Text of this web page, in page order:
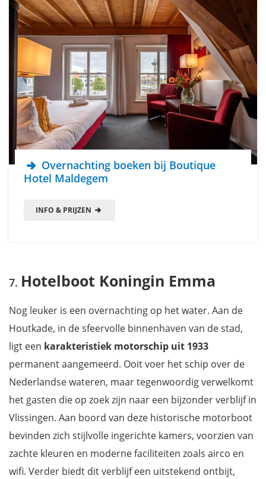
Overnachting boeken bij Boutique
Hotel Maldegem
INFO & PRIJZEN
Hotelboot Koningin Emma
Nog leuker is een overnachting op het water. Aan de
Houtkade, in de sfeervolle binnenhaven van de stad,
ligt een karakteristiek motorschip uit 1933
permanent aangemeerd. Ooit voer het schip over de
Nederlandse wateren, maar tegenwoordig verwelkomt
het gasten die op zoek zijn naar een bijzonder verblijf in
Vlissingen. Aan boord van deze historische motorboot
bevinden zich stijlvolle ingerichte kamers, voorzien van
zachte kleuren en moderne faciliteiten zoals airco en
wifi. Verder biedt dit verblijf een uitstekend ontbijt,